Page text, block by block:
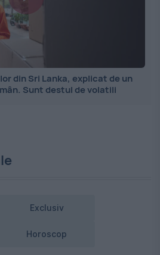
din Sri Lanka, explicat de un
Sunt destul de volatili
Exclusiv
Horoscop